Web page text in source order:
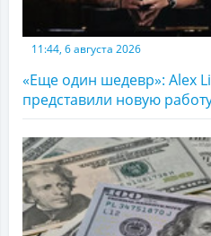
11:44, 6 августа 2026
«Еще один шедевр»: Alex
представили новую